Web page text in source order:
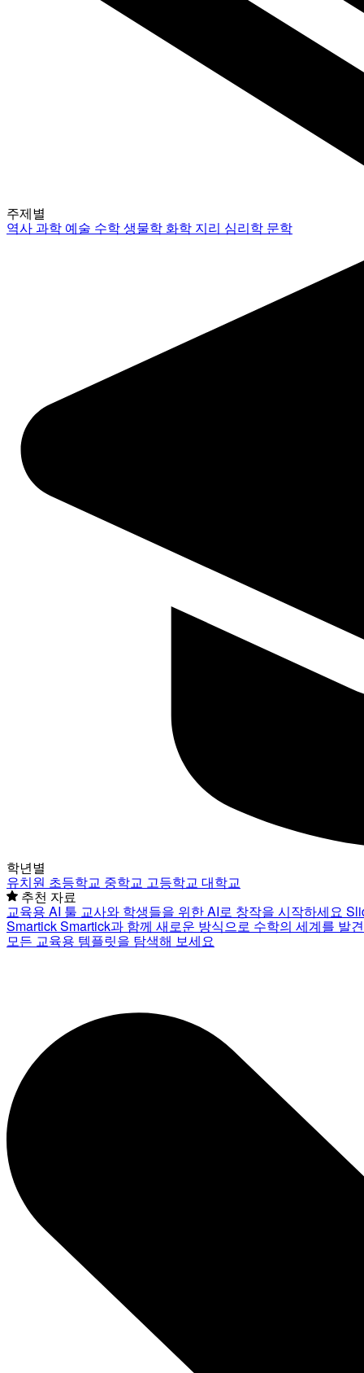
주제별
역사과학 예술 수학생물학 화학 지리 심리학 문학
학년별
유치원 초등학교 중학교 고등학교 대학교
추천 자료
교육용 AI 툴 교사와 학생들을 위한 AI로 창작을 시작하세요
SmartickSmartick과 함께 새로운 방식으로 수학의 세계를 발
모든 교육용 템플릿을 탐색해 보세요